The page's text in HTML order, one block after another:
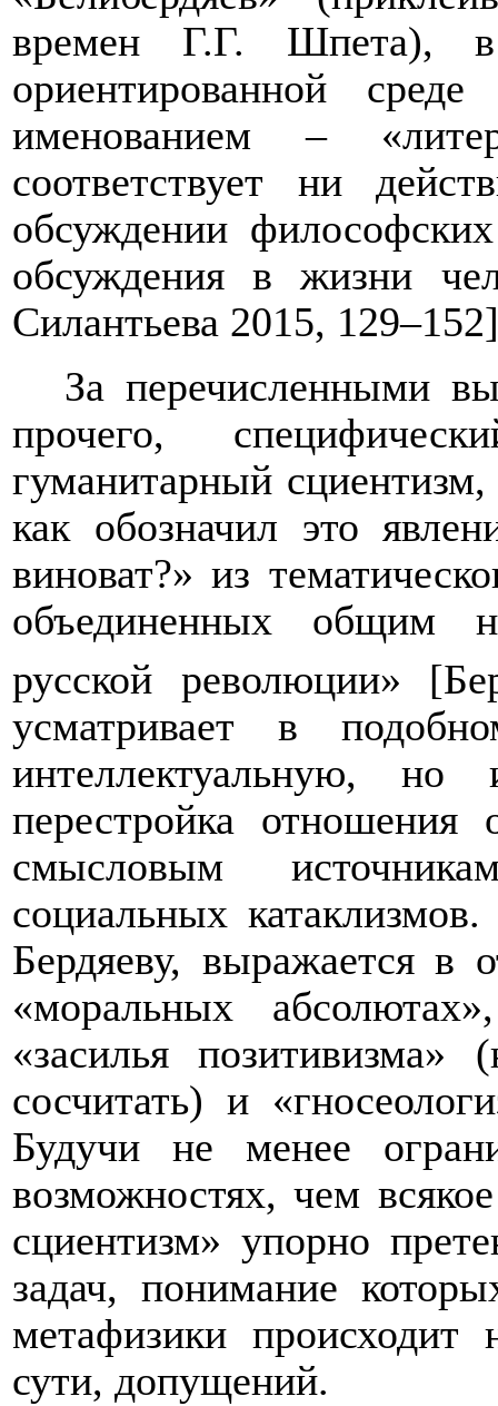
времен Г.Г. Шпета), в
ориентированной
именованием –
соответствует ни
обсуждении
обсуждения в жизни
Силантьева 2015,
За перечисленными
прочего,
гуманитарный
как обозначил это
виноват?» из
объединенных общим
русской революции»
усматривает в
интеллектуальную, но
перестройка отношения
смысловым
социальных
Бердяеву, выражается в
«моральных
«засилья
сосчитать) и
Будучи не менее
возможностях, чем
сциентизм» упорно
задач, понимание
метафизики происходит
сути, допущений.